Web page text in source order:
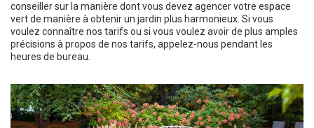
conseiller sur la manière dont vous devez agencer votre espace
vert de manière à obtenir un jardin plus harmonieux. Si vous
voulez connaître nos tarifs ou si vous voulez avoir de plus amples
précisions à propos de nos tarifs, appelez-nous pendant les
heures de bureau.